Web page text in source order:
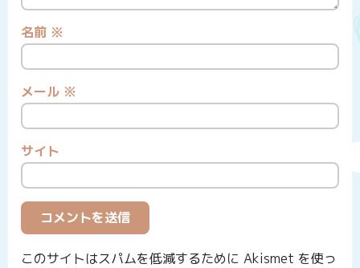
名前 ※
メール ※
サイト
このサイトはスパムを低減するために Akismet を使っ